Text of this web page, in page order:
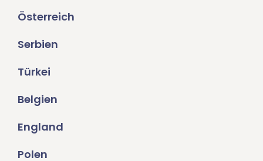
Österreich
Serbien
Türkei
Belgien
England
Polen